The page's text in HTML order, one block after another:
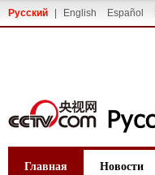
Русский English Español
Главная Новости